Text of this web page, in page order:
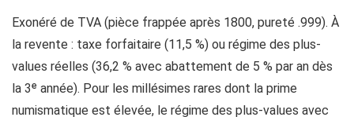
Exonéré de TVA (pièce frappée après 1800, pureté .999). À
la revente : taxe forfaitaire (11,5 %) ou régime des plus-
values réelles (36,2 % avec abattement de 5 % par an dès
la 3ᵉ année). Pour les millésimes rares dont la prime
numismatique est élevée, le régime des plus-values avec